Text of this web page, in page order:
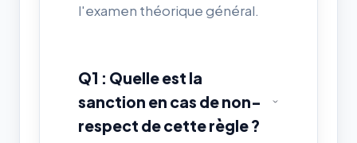
l'examen théorique général.
Q1 : Quelle est la
sanction en cas de non-
respect de cette règle ?